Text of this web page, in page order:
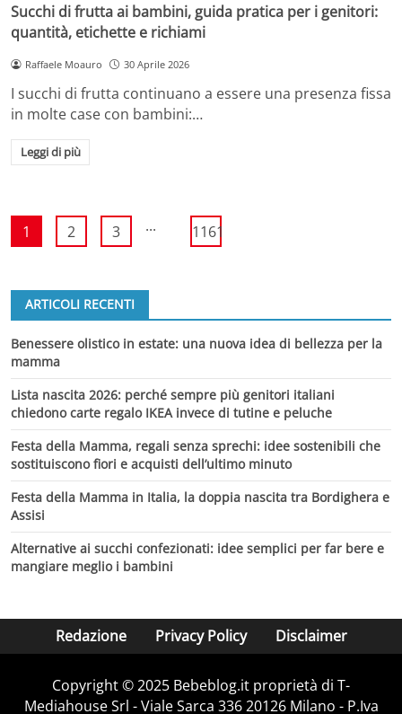
Succhi di frutta ai bambini, guida pratica per i genitori:
quantità, etichette e richiami
Raffaele Moauro 30 Aprile 2026
I succhi di frutta continuano a essere una presenza fissa
in molte case con bambini:…
Leggi di più
1 2 3 ... 1161
ARTICOLI RECENTI
Benessere olistico in estate: una nuova idea di bellezza per la
mamma
Lista nascita 2026: perché sempre più genitori italiani
chiedono carte regalo IKEA invece di tutine e peluche
Festa della Mamma, regali senza sprechi: idee sostenibili che
sostituiscono fiori e acquisti dell’ultimo minuto
Festa della Mamma in Italia, la doppia nascita tra Bordighera e
Assisi
Alternative ai succhi confezionati: idee semplici per far bere e
mangiare meglio i bambini
Redazione Privacy Policy Disclaimer
Copyright © 2025 Bebeblog.it proprietà di T-
Mediahouse Srl - Viale Sarca 336 20126 Milano - P.Iva